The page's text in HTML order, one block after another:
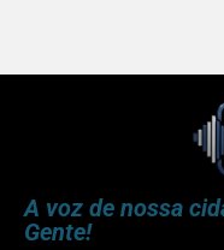
A voz de nossa
Gente!